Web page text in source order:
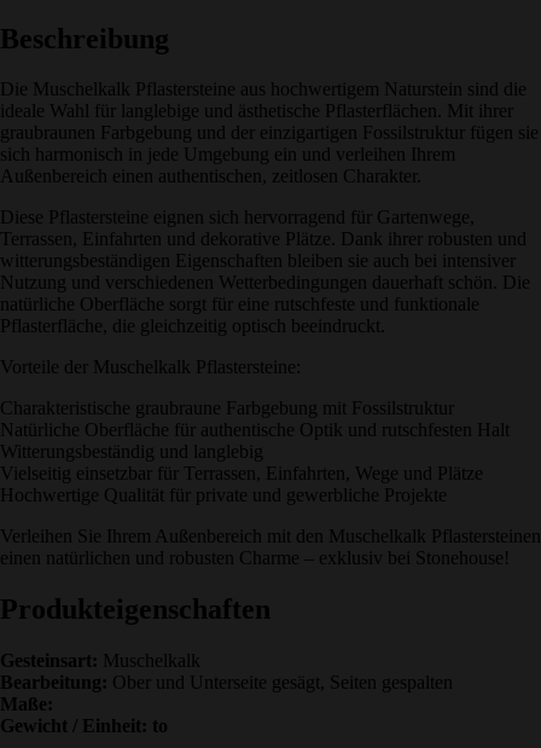
Beschreibung
Die Muschelkalk Pflastersteine aus hochwertigem Naturstein sind die
ideale Wahl für langlebige und ästhetische Pflasterflächen. Mit ihrer
graubraunen Farbgebung und der einzigartigen Fossilstruktur fügen sie
sich harmonisch in jede Umgebung ein und verleihen Ihrem
Außenbereich einen authentischen, zeitlosen Charakter.
Diese Pflastersteine eignen sich hervorragend für Gartenwege,
Terrassen, Einfahrten und dekorative Plätze. Dank ihrer robusten und
witterungsbeständigen Eigenschaften bleiben sie auch bei intensiver
Nutzung und verschiedenen Wetterbedingungen dauerhaft schön. Die
natürliche Oberfläche sorgt für eine rutschfeste und funktionale
Pflasterfläche, die gleichzeitig optisch beeindruckt.
Vorteile der Muschelkalk Pflastersteine:
Charakteristische graubraune Farbgebung mit Fossilstruktur
Natürliche Oberfläche für authentische Optik und rutschfesten Halt
Witterungsbeständig und langlebig
Vielseitig einsetzbar für Terrassen, Einfahrten, Wege und Plätze
Hochwertige Qualität für private und gewerbliche Projekte
Verleihen Sie Ihrem Außenbereich mit den Muschelkalk Pflastersteinen
einen natürlichen und robusten Charme – exklusiv bei Stonehouse!
Produkteigenschaften
Gesteinsart: Muschelkalk
Bearbeitung: Ober und Unterseite gesägt, Seiten gespalten
Maße:
Gewicht / Einheit: to